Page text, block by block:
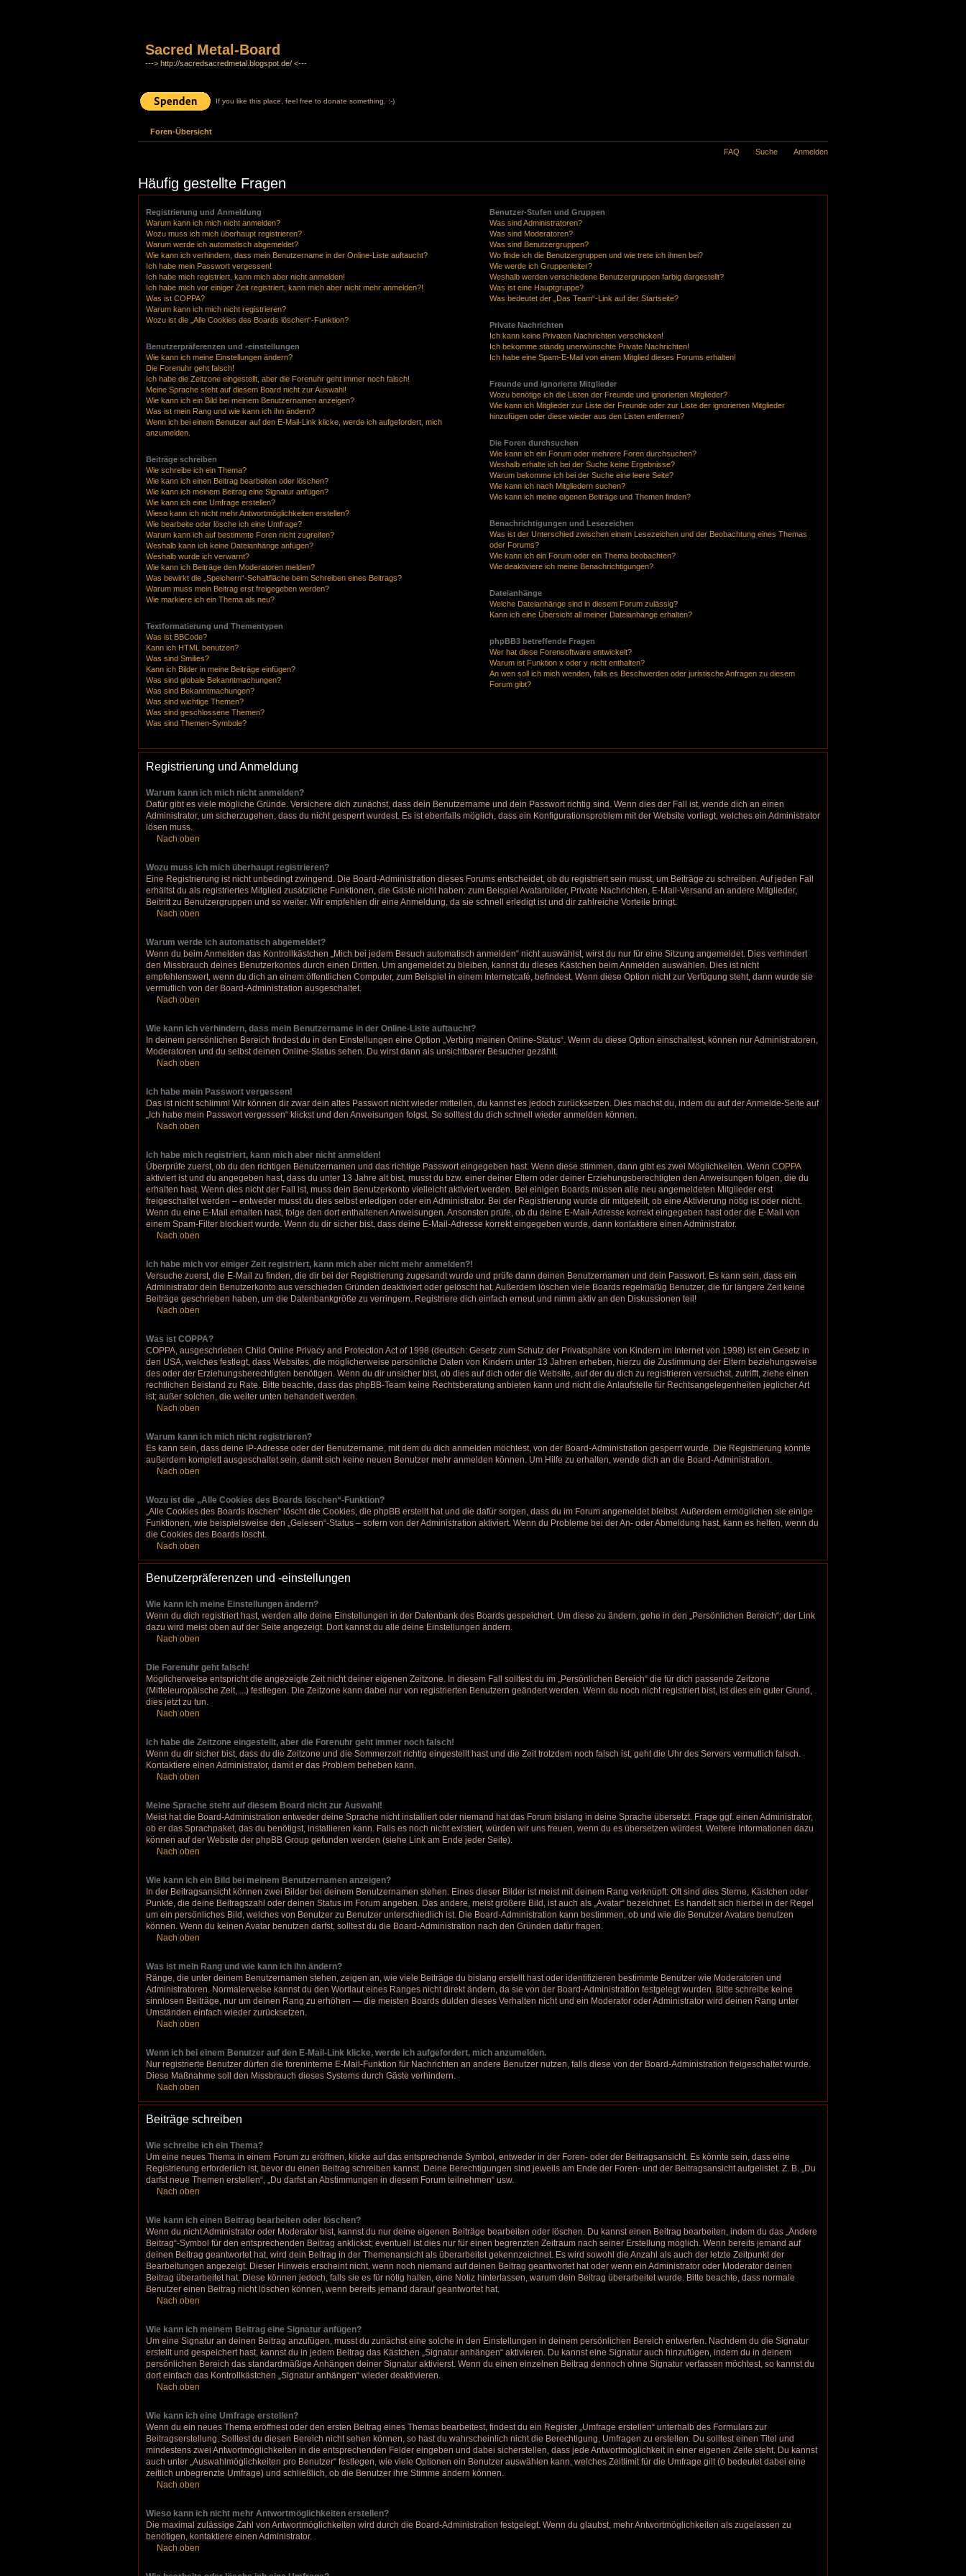
Sacred Metal-Board
---> http://sacredsacredmetal.blogspot.de/ <---
If you like this place, feel free to donate something. :-)
Foren-Übersicht
FAQ Suche Anmelden
Häufig gestellte Fragen
Registrierung und Anmeldung
Warum kann ich mich nicht anmelden?
Wozu muss ich mich überhaupt registrieren?
Warum werde ich automatisch abgemeldet?
Wie kann ich verhindern, dass mein Benutzername in der Online-Liste auftaucht?
Ich habe mein Passwort vergessen!
Ich habe mich registriert, kann mich aber nicht anmelden!
Ich habe mich vor einiger Zeit registriert, kann mich aber nicht mehr anmelden?!
Was ist COPPA?
Warum kann ich mich nicht registrieren?
Wozu ist die „Alle Cookies des Boards löschen“-Funktion?
Benutzerpräferenzen und -einstellungen
Wie kann ich meine Einstellungen ändern?
Die Forenuhr geht falsch!
Ich habe die Zeitzone eingestellt, aber die Forenuhr geht immer noch falsch!
Meine Sprache steht auf diesem Board nicht zur Auswahl!
Wie kann ich ein Bild bei meinem Benutzernamen anzeigen?
Was ist mein Rang und wie kann ich ihn ändern?
Wenn ich bei einem Benutzer auf den E-Mail-Link klicke, werde ich aufgefordert, mich
anzumelden.
Beiträge schreiben
Wie schreibe ich ein Thema?
Wie kann ich einen Beitrag bearbeiten oder löschen?
Wie kann ich meinem Beitrag eine Signatur anfügen?
Wie kann ich eine Umfrage erstellen?
Wieso kann ich nicht mehr Antwortmöglichkeiten erstellen?
Wie bearbeite oder lösche ich eine Umfrage?
Warum kann ich auf bestimmte Foren nicht zugreifen?
Weshalb kann ich keine Dateianhänge anfügen?
Weshalb wurde ich verwarnt?
Wie kann ich Beiträge den Moderatoren melden?
Was bewirkt die „Speichern“-Schaltfläche beim Schreiben eines Beitrags?
Warum muss mein Beitrag erst freigegeben werden?
Wie markiere ich ein Thema als neu?
Textformatierung und Thementypen
Was ist BBCode?
Kann ich HTML benutzen?
Was sind Smilies?
Kann ich Bilder in meine Beiträge einfügen?
Was sind globale Bekanntmachungen?
Was sind Bekanntmachungen?
Was sind wichtige Themen?
Was sind geschlossene Themen?
Was sind Themen-Symbole?
Benutzer-Stufen und Gruppen
Was sind Administratoren?
Was sind Moderatoren?
Was sind Benutzergruppen?
Wo finde ich die Benutzergruppen und wie trete ich ihnen bei?
Wie werde ich Gruppenleiter?
Weshalb werden verschiedene Benutzergruppen farbig dargestellt?
Was ist eine Hauptgruppe?
Was bedeutet der „Das Team“-Link auf der Startseite?
Private Nachrichten
Ich kann keine Privaten Nachrichten verschicken!
Ich bekomme ständig unerwünschte Private Nachrichten!
Ich habe eine Spam-E-Mail von einem Mitglied dieses Forums erhalten!
Freunde und ignorierte Mitglieder
Wozu benötige ich die Listen der Freunde und ignorierten Mitglieder?
Wie kann ich Mitglieder zur Liste der Freunde oder zur Liste der ignorierten Mitglieder
hinzufügen oder diese wieder aus den Listen entfernen?
Die Foren durchsuchen
Wie kann ich ein Forum oder mehrere Foren durchsuchen?
Weshalb erhalte ich bei der Suche keine Ergebnisse?
Warum bekomme ich bei der Suche eine leere Seite?
Wie kann ich nach Mitgliedern suchen?
Wie kann ich meine eigenen Beiträge und Themen finden?
Benachrichtigungen und Lesezeichen
Was ist der Unterschied zwischen einem Lesezeichen und der Beobachtung eines Themas
oder Forums?
Wie kann ich ein Forum oder ein Thema beobachten?
Wie deaktiviere ich meine Benachrichtigungen?
Dateianhänge
Welche Dateianhänge sind in diesem Forum zulässig?
Kann ich eine Übersicht all meiner Dateianhänge erhalten?
phpBB3 betreffende Fragen
Wer hat diese Forensoftware entwickelt?
Warum ist Funktion x oder y nicht enthalten?
An wen soll ich mich wenden, falls es Beschwerden oder juristische Anfragen zu diesem
Forum gibt?
Registrierung und Anmeldung
Warum kann ich mich nicht anmelden?
Dafür gibt es viele mögliche Gründe. Versichere dich zunächst, dass dein Benutzername und dein Passwort richtig sind. Wenn dies der Fall ist, wende dich an einen
Administrator, um sicherzugehen, dass du nicht gesperrt wurdest. Es ist ebenfalls möglich, dass ein Konfigurationsproblem mit der Website vorliegt, welches ein Administrator
lösen muss.
Nach oben
Wozu muss ich mich überhaupt registrieren?
Eine Registrierung ist nicht unbedingt zwingend. Die Board-Administration dieses Forums entscheidet, ob du registriert sein musst, um Beiträge zu schreiben. Auf jeden Fall
erhältst du als registriertes Mitglied zusätzliche Funktionen, die Gäste nicht haben: zum Beispiel Avatarbilder, Private Nachrichten, E-Mail-Versand an andere Mitglieder,
Beitritt zu Benutzergruppen und so weiter. Wir empfehlen dir eine Anmeldung, da sie schnell erledigt ist und dir zahlreiche Vorteile bringt.
Nach oben
Warum werde ich automatisch abgemeldet?
Wenn du beim Anmelden das Kontrollkästchen „Mich bei jedem Besuch automatisch anmelden“ nicht auswählst, wirst du nur für eine Sitzung angemeldet. Dies verhindert
den Missbrauch deines Benutzerkontos durch einen Dritten. Um angemeldet zu bleiben, kannst du dieses Kästchen beim Anmelden auswählen. Dies ist nicht
empfehlenswert, wenn du dich an einem öffentlichen Computer, zum Beispiel in einem Internetcafé, befindest. Wenn diese Option nicht zur Verfügung steht, dann wurde sie
vermutlich von der Board-Administration ausgeschaltet.
Nach oben
Wie kann ich verhindern, dass mein Benutzername in der Online-Liste auftaucht?
In deinem persönlichen Bereich findest du in den Einstellungen eine Option „Verbirg meinen Online-Status“. Wenn du diese Option einschaltest, können nur Administratoren,
Moderatoren und du selbst deinen Online-Status sehen. Du wirst dann als unsichtbarer Besucher gezählt.
Nach oben
Ich habe mein Passwort vergessen!
Das ist nicht schlimm! Wir können dir zwar dein altes Passwort nicht wieder mitteilen, du kannst es jedoch zurücksetzen. Dies machst du, indem du auf der Anmelde-Seite auf
„Ich habe mein Passwort vergessen“ klickst und den Anweisungen folgst. So solltest du dich schnell wieder anmelden können.
Nach oben
Ich habe mich registriert, kann mich aber nicht anmelden!
Überprüfe zuerst, ob du den richtigen Benutzernamen und das richtige Passwort eingegeben hast. Wenn diese stimmen, dann gibt es zwei Möglichkeiten. Wenn COPPA
aktiviert ist und du angegeben hast, dass du unter 13 Jahre alt bist, musst du bzw. einer deiner Eltern oder deiner Erziehungsberechtigten den Anweisungen folgen, die du
erhalten hast. Wenn dies nicht der Fall ist, muss dein Benutzerkonto vielleicht aktiviert werden. Bei einigen Boards müssen alle neu angemeldeten Mitglieder erst
freigeschaltet werden – entweder musst du dies selbst erledigen oder ein Administrator. Bei der Registrierung wurde dir mitgeteilt, ob eine Aktivierung nötig ist oder nicht.
Wenn du eine E-Mail erhalten hast, folge den dort enthaltenen Anweisungen. Ansonsten prüfe, ob du deine E-Mail-Adresse korrekt eingegeben hast oder die E-Mail von
einem Spam-Filter blockiert wurde. Wenn du dir sicher bist, dass deine E-Mail-Adresse korrekt eingegeben wurde, dann kontaktiere einen Administrator.
Nach oben
Ich habe mich vor einiger Zeit registriert, kann mich aber nicht mehr anmelden?!
Versuche zuerst, die E-Mail zu finden, die dir bei der Registrierung zugesandt wurde und prüfe dann deinen Benutzernamen und dein Passwort. Es kann sein, dass ein
Administrator dein Benutzerkonto aus verschieden Gründen deaktiviert oder gelöscht hat. Außerdem löschen viele Boards regelmäßig Benutzer, die für längere Zeit keine
Beiträge geschrieben haben, um die Datenbankgröße zu verringern. Registriere dich einfach erneut und nimm aktiv an den Diskussionen teil!
Nach oben
Was ist COPPA?
COPPA, ausgeschrieben Child Online Privacy and Protection Act of 1998 (deutsch: Gesetz zum Schutz der Privatsphäre von Kindern im Internet von 1998) ist ein Gesetz in
den USA, welches festlegt, dass Websites, die möglicherweise persönliche Daten von Kindern unter 13 Jahren erheben, hierzu die Zustimmung der Eltern beziehungsweise
des oder der Erziehungsberechtigten benötigen. Wenn du dir unsicher bist, ob dies auf dich oder die Website, auf der du dich zu registrieren versuchst, zutrifft, ziehe einen
rechtlichen Beistand zu Rate. Bitte beachte, dass das phpBB-Team keine Rechtsberatung anbieten kann und nicht die Anlaufstelle für Rechtsangelegenheiten jeglicher Art
ist; außer solchen, die weiter unten behandelt werden.
Nach oben
Warum kann ich mich nicht registrieren?
Es kann sein, dass deine IP-Adresse oder der Benutzername, mit dem du dich anmelden möchtest, von der Board-Administration gesperrt wurde. Die Registrierung könnte
außerdem komplett ausgeschaltet sein, damit sich keine neuen Benutzer mehr anmelden können. Um Hilfe zu erhalten, wende dich an die Board-Administration.
Nach oben
Wozu ist die „Alle Cookies des Boards löschen“-Funktion?
„Alle Cookies des Boards löschen“ löscht die Cookies, die phpBB erstellt hat und die dafür sorgen, dass du im Forum angemeldet bleibst. Außerdem ermöglichen sie einige
Funktionen, wie beispielsweise den „Gelesen“-Status – sofern von der Administration aktiviert. Wenn du Probleme bei der An- oder Abmeldung hast, kann es helfen, wenn du
die Cookies des Boards löscht.
Nach oben
Benutzerpräferenzen und -einstellungen
Wie kann ich meine Einstellungen ändern?
Wenn du dich registriert hast, werden alle deine Einstellungen in der Datenbank des Boards gespeichert. Um diese zu ändern, gehe in den „Persönlichen Bereich“; der Link
dazu wird meist oben auf der Seite angezeigt. Dort kannst du alle deine Einstellungen ändern.
Nach oben
Die Forenuhr geht falsch!
Möglicherweise entspricht die angezeigte Zeit nicht deiner eigenen Zeitzone. In diesem Fall solltest du im „Persönlichen Bereich“ die für dich passende Zeitzone
(Mitteleuropäische Zeit, ...) festlegen. Die Zeitzone kann dabei nur von registrierten Benutzern geändert werden. Wenn du noch nicht registriert bist, ist dies ein guter Grund,
dies jetzt zu tun.
Nach oben
Ich habe die Zeitzone eingestellt, aber die Forenuhr geht immer noch falsch!
Wenn du dir sicher bist, dass du die Zeitzone und die Sommerzeit richtig eingestellt hast und die Zeit trotzdem noch falsch ist, geht die Uhr des Servers vermutlich falsch.
Kontaktiere einen Administrator, damit er das Problem beheben kann.
Nach oben
Meine Sprache steht auf diesem Board nicht zur Auswahl!
Meist hat die Board-Administration entweder deine Sprache nicht installiert oder niemand hat das Forum bislang in deine Sprache übersetzt. Frage ggf. einen Administrator,
ob er das Sprachpaket, das du benötigst, installieren kann. Falls es noch nicht existiert, würden wir uns freuen, wenn du es übersetzen würdest. Weitere Informationen dazu
können auf der Website der phpBB Group gefunden werden (siehe Link am Ende jeder Seite).
Nach oben
Wie kann ich ein Bild bei meinem Benutzernamen anzeigen?
In der Beitragsansicht können zwei Bilder bei deinem Benutzernamen stehen. Eines dieser Bilder ist meist mit deinem Rang verknüpft: Oft sind dies Sterne, Kästchen oder
Punkte, die deine Beitragszahl oder deinen Status im Forum angeben. Das andere, meist größere Bild, ist auch als „Avatar“ bezeichnet. Es handelt sich hierbei in der Regel
um ein persönliches Bild, welches von Benutzer zu Benutzer unterschiedlich ist. Die Board-Administration kann bestimmen, ob und wie die Benutzer Avatare benutzen
können. Wenn du keinen Avatar benutzen darfst, solltest du die Board-Administration nach den Gründen dafür fragen.
Nach oben
Was ist mein Rang und wie kann ich ihn ändern?
Ränge, die unter deinem Benutzernamen stehen, zeigen an, wie viele Beiträge du bislang erstellt hast oder identifizieren bestimmte Benutzer wie Moderatoren und
Administratoren. Normalerweise kannst du den Wortlaut eines Ranges nicht direkt ändern, da sie von der Board-Administration festgelegt wurden. Bitte schreibe keine
sinnlosen Beiträge, nur um deinen Rang zu erhöhen — die meisten Boards dulden dieses Verhalten nicht und ein Moderator oder Administrator wird deinen Rang unter
Umständen einfach wieder zurücksetzen.
Nach oben
Wenn ich bei einem Benutzer auf den E-Mail-Link klicke, werde ich aufgefordert, mich anzumelden.
Nur registrierte Benutzer dürfen die foreninterne E-Mail-Funktion für Nachrichten an andere Benutzer nutzen, falls diese von der Board-Administration freigeschaltet wurde.
Diese Maßnahme soll den Missbrauch dieses Systems durch Gäste verhindern.
Nach oben
Beiträge schreiben
Wie schreibe ich ein Thema?
Um eine neues Thema in einem Forum zu eröffnen, klicke auf das entsprechende Symbol, entweder in der Foren- oder der Beitragsansicht. Es könnte sein, dass eine
Registrierung erforderlich ist, bevor du einen Beitrag schreiben kannst. Deine Berechtigungen sind jeweils am Ende der Foren- und der Beitragsansicht aufgelistet. Z. B. „Du
darfst neue Themen erstellen“, „Du darfst an Abstimmungen in diesem Forum teilnehmen“ usw.
Nach oben
Wie kann ich einen Beitrag bearbeiten oder löschen?
Wenn du nicht Administrator oder Moderator bist, kannst du nur deine eigenen Beiträge bearbeiten oder löschen. Du kannst einen Beitrag bearbeiten, indem du das „Ändere
Beitrag“-Symbol für den entsprechenden Beitrag anklickst; eventuell ist dies nur für einen begrenzten Zeitraum nach seiner Erstellung möglich. Wenn bereits jemand auf
deinen Beitrag geantwortet hat, wird dein Beitrag in der Themenansicht als überarbeitet gekennzeichnet. Es wird sowohl die Anzahl als auch der letzte Zeitpunkt der
Bearbeitungen angezeigt. Dieser Hinweis erscheint nicht, wenn noch niemand auf deinen Beitrag geantwortet hat oder wenn ein Administrator oder Moderator deinen
Beitrag überarbeitet hat. Diese können jedoch, falls sie es für nötig halten, eine Notiz hinterlassen, warum dein Beitrag überarbeitet wurde. Bitte beachte, dass normale
Benutzer einen Beitrag nicht löschen können, wenn bereits jemand darauf geantwortet hat.
Nach oben
Wie kann ich meinem Beitrag eine Signatur anfügen?
Um eine Signatur an deinen Beitrag anzufügen, musst du zunächst eine solche in den Einstellungen in deinem persönlichen Bereich entwerfen. Nachdem du die Signatur
erstellt und gespeichert hast, kannst du in jedem Beitrag das Kästchen „Signatur anhängen“ aktivieren. Du kannst eine Signatur auch hinzufügen, indem du in deinem
persönlichen Bereich das standardmäßige Anhängen deiner Signatur aktivierst. Wenn du einen einzelnen Beitrag dennoch ohne Signatur verfassen möchtest, so kannst du
dort einfach das Kontrollkästchen „Signatur anhängen“ wieder deaktivieren.
Nach oben
Wie kann ich eine Umfrage erstellen?
Wenn du ein neues Thema eröffnest oder den ersten Beitrag eines Themas bearbeitest, findest du ein Register „Umfrage erstellen“ unterhalb des Formulars zur
Beitragserstellung. Solltest du diesen Bereich nicht sehen können, so hast du wahrscheinlich nicht die Berechtigung, Umfragen zu erstellen. Du solltest einen Titel und
mindestens zwei Antwortmöglichkeiten in die entsprechenden Felder eingeben und dabei sicherstellen, dass jede Antwortmöglichkeit in einer eigenen Zeile steht. Du kannst
auch unter „Auswahlmöglichkeiten pro Benutzer“ festlegen, wie viele Optionen ein Benutzer auswählen kann, welches Zeitlimit für die Umfrage gilt (0 bedeutet dabei eine
zeitlich unbegrenzte Umfrage) und schließlich, ob die Benutzer ihre Stimme ändern können.
Nach oben
Wieso kann ich nicht mehr Antwortmöglichkeiten erstellen?
Die maximal zulässige Zahl von Antwortmöglichkeiten wird durch die Board-Administration festgelegt. Wenn du glaubst, mehr Antwortmöglichkeiten als zugelassen zu
benötigen, kontaktiere einen Administrator.
Nach oben